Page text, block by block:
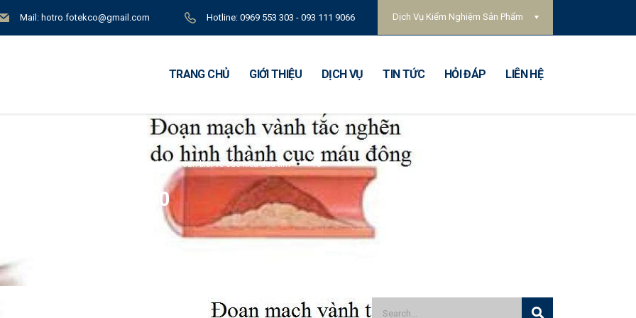
Dịch Vụ Kiểm Nghiệm Sản Phẩm
Mail: hotro.fotekco@gmail.com Hotline: 0969 553 303 - 093 111 9066
TRANG CHỦ GIỚI THIỆU DỊCH VỤ TIN TỨC HỎI ĐÁP LIÊN HỆ
Những điều bạn cần biết về các kiểu đau tim 10
10